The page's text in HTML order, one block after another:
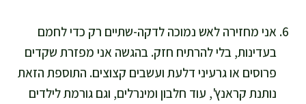
אני מחזירה לאש נמוכה לדקה-שתיים רק כדי לחמם
בעדינות, בלי להרתיח חזק. בהגשה אני מפזרת שקדים
פרוסים או גרעיני דלעת ועשבים קצוצים. התוספת הזאת
נותנת קראנץ', עוד חלבון ומינרלים, וגם גורמת לילדים